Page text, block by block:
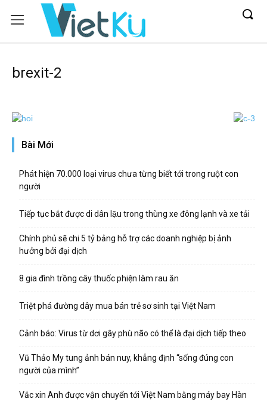
brexit-2
Bài Mới
Phát hiện 70.000 loại virus chưa từng biết tới trong ruột con
người
Tiếp tục bắt được di dân lậu trong thùng xe đông lạnh và xe tải
Chính phủ sẽ chi 5 tỷ bảng hỗ trợ các doanh nghiệp bị ảnh
hưởng bởi đại dịch
8 gia đình trồng cây thuốc phiện làm rau ăn
Triệt phá đường dây mua bán trẻ sơ sinh tại Việt Nam
Cảnh báo: Virus từ dơi gây phù não có thể là đại dịch tiếp theo
Vũ Thảo My tung ảnh bán nuy, khẳng định “sống đúng con
người của mình”
Vắc xin Anh được vận chuyển tới Việt Nam bằng máy bay Hàn